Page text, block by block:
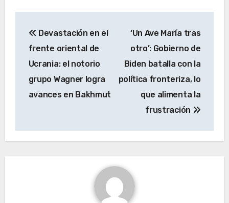
de
entradas
Devastación en el
frente oriental de
Ucrania: el notorio
grupo Wagner logra
avances en Bakhmut
‘Un Ave María tras
otro’: Gobierno de
Biden batalla con la
política fronteriza, lo
que alimenta la
frustración